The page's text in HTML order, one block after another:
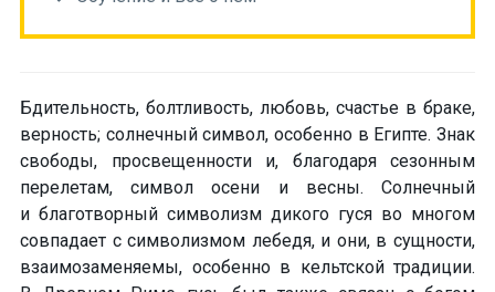
Бдительность, болтливость, любовь, счастье в браке,
верность; солнечный символ, особенно в Египте. Знак
свободы, просвещенности и, благодаря сезонным
перелетам, символ осени и весны. Солнечный
и благотворный символизм дикого гуся во многом
совпадает с символизмом лебедя, и они, в сущности,
взаимозаменяемы, особенно в кельтской традиции.